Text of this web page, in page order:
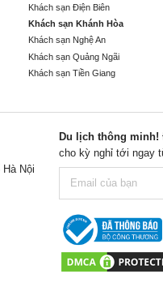
Khách sạn Điện Biên
Khách sạn Khánh Hòa
Khách sạn Nghệ An
Khách sạn Quảng Ngãi
Khách sạn Tiền Giang
Nội
Du lịch thông minh!
cho kỳ nghỉ tới ngay